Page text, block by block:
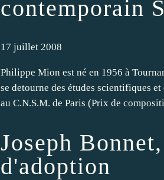
contemporain
17 juillet 2008
Philippe Mion est né en 1956 à
se detourne des études scientifiques
au C.N.S.M. de Paris (Prix de
Joseph
d'adoption